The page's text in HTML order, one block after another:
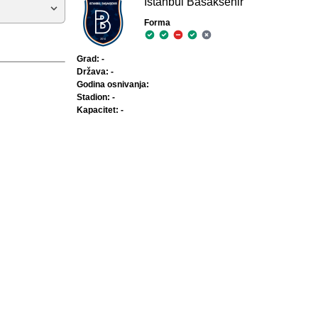
Forma
Grad: -
Država: -
Godina osnivanja:
Stadion: -
Kapacitet: -